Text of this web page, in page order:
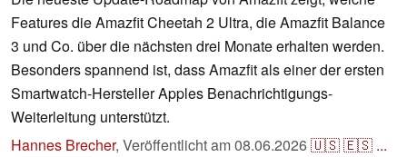
Features die Amazfit Cheetah 2 Ultra, die Amazfit Balance
3 und Co. über die nächsten drei Monate erhalten werden.
Besonders spannend ist, dass Amazfit als einer der ersten
Smartwatch-Hersteller Apples Benachrichtigungs-
Weiterleitung unterstützt.
Hannes Brecher, Veröffentlicht am08.06.2026🇺🇸🇪🇸 ...